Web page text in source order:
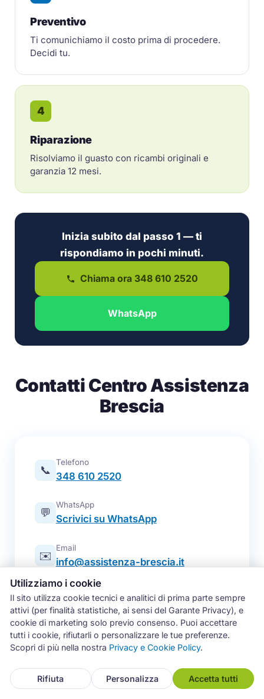
Preventivo
Ti comunichiamo il costo prima di procedere.
Decidi tu.
4
Riparazione
Risolviamo il guasto con ricambi originali e
garanzia 12 mesi.
Inizia subito dal passo 1 — ti
rispondiamo in pochi minuti.
Chiama ora 348 610 2520
WhatsApp
Contatti Centro Assistenza
Brescia
📞
Telefono
348 610 2520
💬
WhatsApp
Scrivici su WhatsApp
✉️
Email
info@assistenza-brescia.it
📋
Modulo online
Prenota un intervento
📍
Zona operativa
Brescia e intera provincia — tutti i
Utilizziamo i cookie
Il sito utilizza cookie tecnici e analitici di prima parte sempre
attivi (per finalità statistiche, ai sensi del Garante Privacy), e
cookie di marketing solo previo consenso. Puoi accettare
tutti i cookie, rifiutarli o personalizzare le tue preferenze.
Scopri di più nella nostra Privacy e Cookie Policy.
Rifiuta Personalizza Accetta tutti